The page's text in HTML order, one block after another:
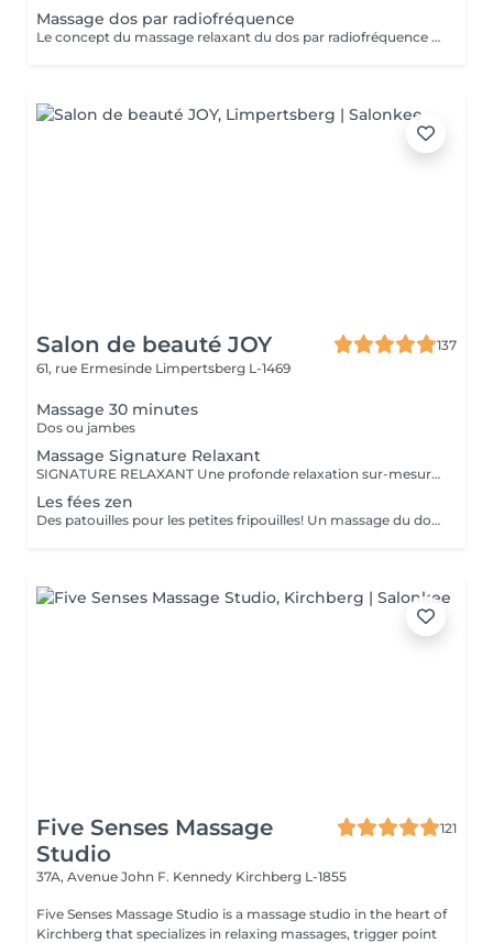
Massage dos par radiofréquence
Le concept du massage relaxant du dos par radiofréquence proposé par NANNIC est une approche innovante qui allie détente profonde et soin technologique avancé. Grâce à l'utilisation de la radiofréquence, ce massage permet de chauffer en douceur les tissus cutanés et sous-cutanés, favorisant une relaxation musculaire optimale tout en stimulant la microcirculation. Cette méthode procure un double bénéfice: -Bien-être immédiat -Soin en profondeur Le massage relaxant du dos par radiofréquence NANNIC est idéal pour les personnes recherchant une expérience de détente haut de gamme associée aux bienfaits esthétiques visibles. C'est un véritable moment de soin holistique, à la fois apaisant pour l'esprit et régénérant pour le corps.
Salon de beauté JOY
137
61, rue Ermesinde Limpertsberg L-1469
Massage 30 minutes
Dos ou jambes
Massage Signature Relaxant
SIGNATURE RELAXANT Une profonde relaxation sur-mesure avec ce massage signature réalisé avec les iconiques essences d'estime, huiles végétales 100% biologiques. Pour être profondément détendu.e. Inspiré du modelage californien, le massage signature relaxant associe les mouvements lents, fluides, enveloppants, harmonieux, qui enveloppent le corps dans sa globalité.
Les fées zen
Des patouilles pour les petites fripouilles! Un massage du dos , des bras, des mains . Une sensation de calme et d'apaisement , un temps pour soi pour déconnecter des tablettes et reconnecter avec son corps et son esprit.
Five Senses Massage
Studio
121
37A, Avenue John F. Kennedy Kirchberg L-1855
Five Senses Massage Studio is a massage studio in the heart of
Kirchberg that specializes in relaxing massages, trigger point